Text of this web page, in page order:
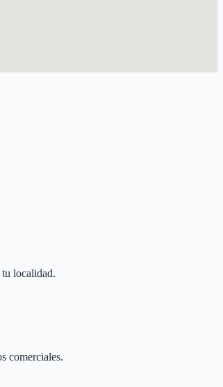
localidad.
comerciales.